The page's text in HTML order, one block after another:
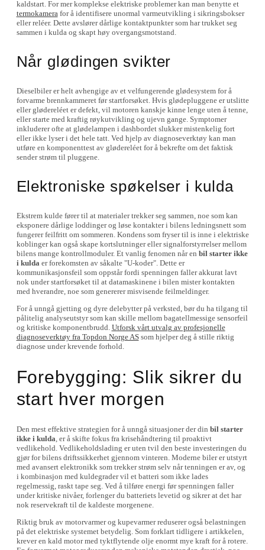
kaldstart. For mer komplekse elektriske problemer kan man benytte et
termokamera for å identifisere unormal varmeutvikling i sikringsbokser
eller reléer. Dette avslører dårlige kontaktpunkter som har trukket seg
sammen i kulda og skapt høy overgangsmotstand.
Når glødingen svikter
Dieselbiler er helt avhengige av et velfungerende glødesystem for å
forvarme brennkammeret før startforsøket. Hvis glødepluggene er utslitte
eller glødereléet er defekt, vil motoren kanskje kinne lenge uten å tenne,
eller starte med kraftig røykutvikling og ujevn gange. Symptomer
inkluderer ofte at glødelampen i dashbordet slukker mistenkelig fort
eller ikke lyser i det hele tatt. Ved hjelp av diagnoseverktøy kan man
utføre en komponenttest av glødereléet for å bekrefte om det faktisk
sender strøm til pluggene.
Elektroniske spøkelser i kulda
Ekstrem kulde fører til at materialer trekker seg sammen, noe som kan
eksponere dårlige loddinger og løse kontakter i bilens ledningsnett som
fungerer feilfritt om sommeren. Kondens som fryser til is inne i elektriske
koblinger kan også skape kortslutninger eller signalforstyrrelser mellom
bilens mange kontrollmoduler. Et vanlig fenomen når en bil starter ikke
i kulda er forekomsten av såkalte "U-koder". Dette er
kommunikasjonsfeil som oppstår fordi spenningen faller akkurat lavt
nok under startforsøket til at datamaskinene i bilen mister kontakten
med hverandre, noe som genererer misvisende feilmeldinger.
For å unngå gjetting og dyre delebytter på verksted, bør du ha tilgang til
pålitelig analyseutstyr som kan skille mellom bagatellmessige sensorfeil
og kritiske komponentbrudd. Utforsk vårt utvalg av profesjonelle
diagnoseverktøy fra Topdon Norge ASsom hjelper deg å stille riktig
diagnose under krevende forhold.
Forebygging: Slik sikrer du
start hver morgen
Den mest effektive strategien for å unngå situasjoner der din bil starter
ikke i kulda , er å skifte fokus fra krisehåndtering til proaktivt
vedlikehold. Vedlikeholdslading er uten tvil den beste investeringen du
gjør for bilens driftssikkerhet gjennom vinteren. Moderne biler er utstyrt
med avansert elektronikk som trekker strøm selv når tenningen er av, og
i kombinasjon med kuldegrader vil et batteri som ikke lades
regelmessig, raskt tape seg. Ved å tilføre energi før spenningen faller
under kritiske nivåer, forlenger du batteriets levetid og sikrer at det har
nok reservekraft til de kaldeste morgenene.
Riktig bruk av motorvarmer og kupevarmer reduserer også belastningen
på det elektriske systemet betydelig. Som forklart tidligere i artikkelen,
krever en kald motor med tyktflytende olje enormt mye kraft for å rotere.